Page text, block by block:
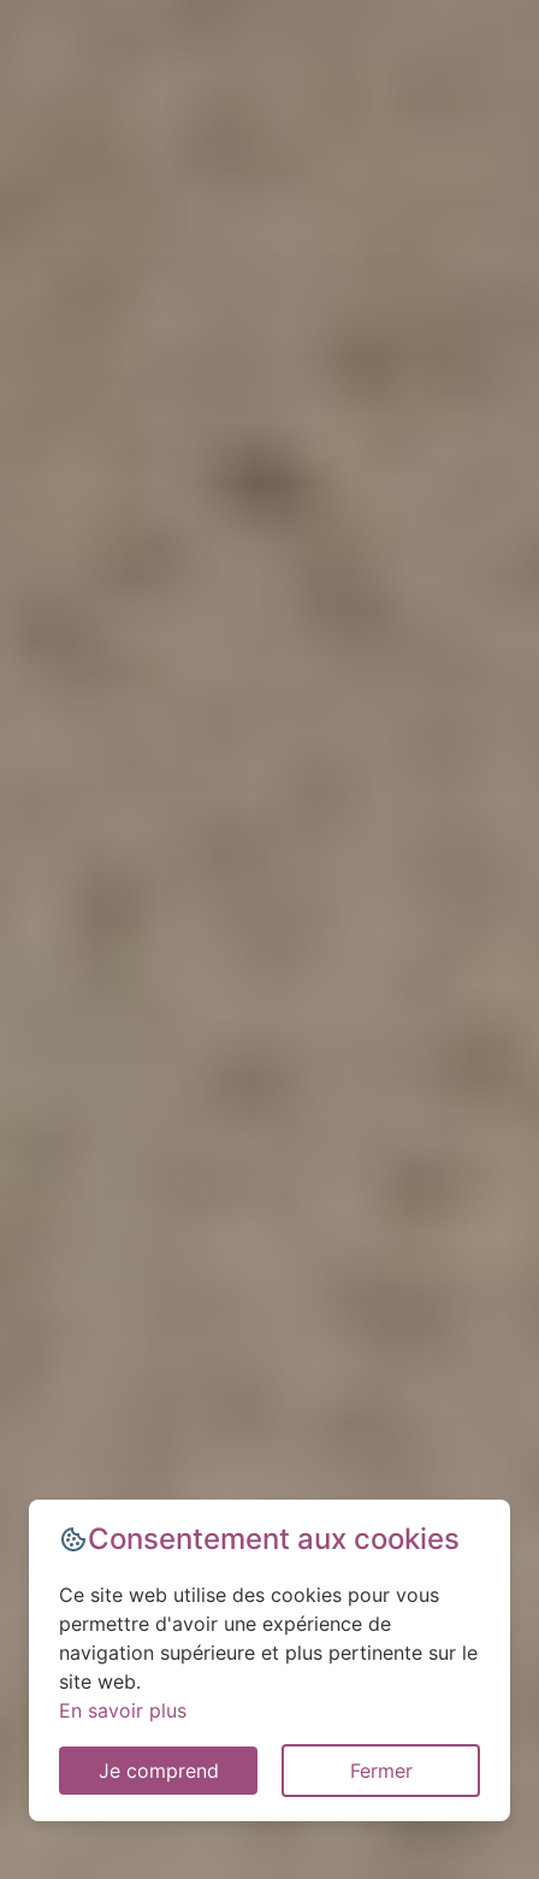
Consentement aux cookies
Ce site web utilise des cookies pour vous
permettre d'avoir une expérience de
navigation supérieure et plus pertinente sur le
site web.
En savoir plus
Je comprend Fermer